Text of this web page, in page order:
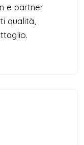
e partner
qualità,